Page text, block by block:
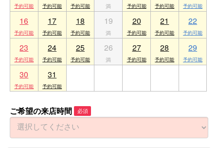
16 17 18 19 20 21 22
23 24 25 26 27 28 29
30 31
ご希望の来店時間 必須